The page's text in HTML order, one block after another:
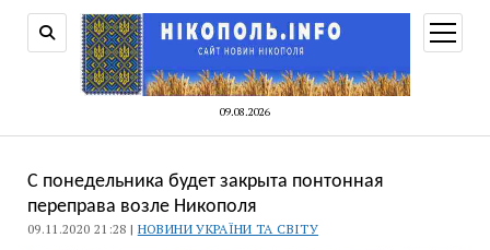
09.08.2026
меню
С понедельника будет закрыта понтонная
переправа возле Никополя
09.11.2020 21:28 | НОВИНИ УКРАЇНИ ТА СВІТУ